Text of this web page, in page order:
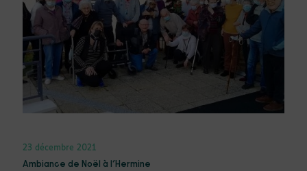
23 décembre 2021
Ambiance de Noël à l’Hermine